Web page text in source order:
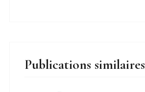
Publications similaires